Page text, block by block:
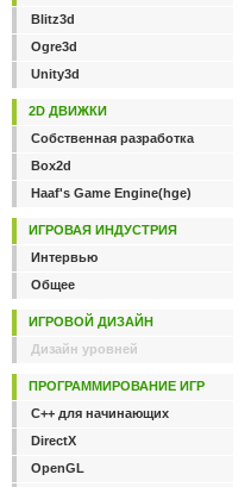
Blitz3d
Ogre3d
Unity3d
2D ДВИЖКИ
Собственная разработка
Box2d
Haaf's Game Engine(hge)
ИГРОВАЯ ИНДУСТРИЯ
Интервью
Общее
ИГРОВОЙ ДИЗАЙН
Дизайн уровней
ПРОГРАММИРОВАНИЕ ИГР
C++ для начинающих
DirectX
OpenGL